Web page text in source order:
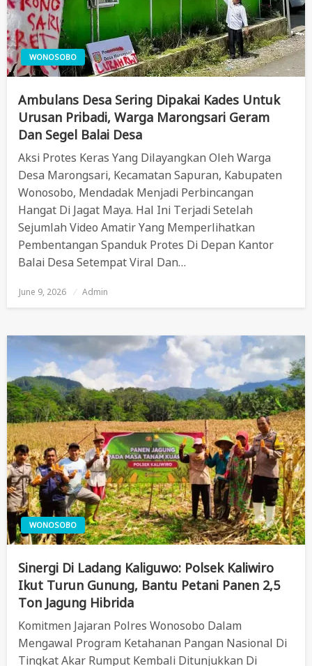
WONOSOBO
Ambulans Desa Sering Dipakai Kades Untuk
Urusan Pribadi, Warga Marongsari Geram
Dan Segel Balai Desa
Aksi Protes Keras Yang Dilayangkan Oleh Warga
Desa Marongsari, Kecamatan Sapuran, Kabupaten
Wonosobo, Mendadak Menjadi Perbincangan
Hangat Di Jagat Maya. Hal Ini Terjadi Setelah
Sejumlah Video Amatir Yang Memperlihatkan
Pembentangan Spanduk Protes Di Depan Kantor
Balai Desa Setempat Viral Dan…
Posted
June 9, 2026 Admin
WONOSOBO
Sinergi Di Ladang Kaliguwo: Polsek Kaliwiro
Ikut Turun Gunung, Bantu Petani Panen 2,5
Ton Jagung Hibrida
Komitmen Jajaran Polres Wonosobo Dalam
Mengawal Program Ketahanan Pangan Nasional Di
Tingkat Akar Rumput Kembali Ditunjukkan Di